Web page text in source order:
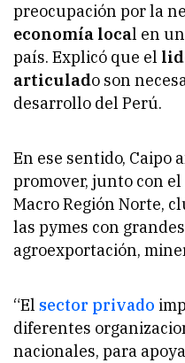
preocupación por la
economía local en
país. Explicó que el
articulado son
desarrollo del Perú.
En ese sentido,
promover, junto con
Macro Región Norte,
las pymes con
agroexportación,
“El sector privado
diferentes
nacionales, para